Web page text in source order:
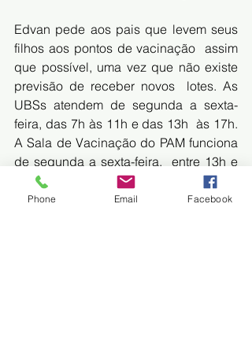
Edvan pede aos pais que levem seus
filhos aos pontos de vacinação  assim
que possível, uma vez que não existe
previsão de receber novos  lotes. As
UBSs atendem de segunda a sexta-
feira, das 7h às 11h e das 13h  às 17h.
A Sala de Vacinação do PAM funciona
de segunda a sexta-feira,  entre 13h e
18h, e aos sábados das 8h às 13h.
Phone Email Facebook